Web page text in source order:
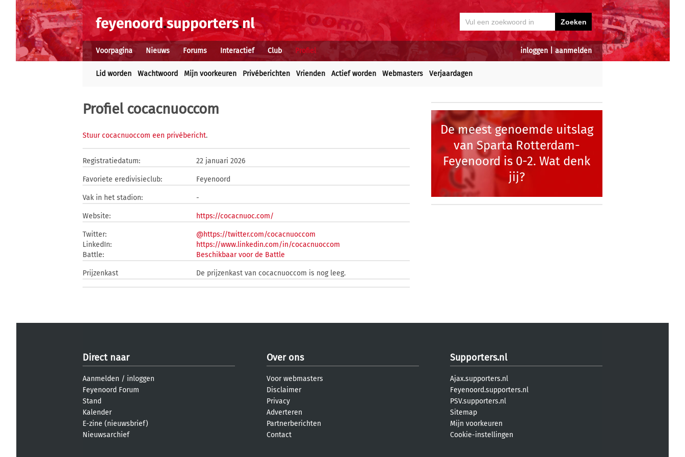
inloggen aanmelden
Voorpagina Nieuws Forums Interactief Club Profiel
Lid worden Wachtwoord Mijn voorkeuren Privéberichten Vrienden Actief worden Webmasters Verjaardagen
Profiel cocacnuoccom
Stuur cocacnuoccom een privébericht.
Registratiedatum: 22 januari 2026
Favoriete eredivisieclub: Feyenoord
Vak in het stadion: -
Website: https://cocacnuoc.com/
Twitter:
@https://twitter.com/cocacnuoccom
LinkedIn:
https://www.linkedin.com/in/cocacnuoccom
Battle:
Beschikbaar voor de Battle
Prijzenkast De prijzenkast van cocacnuoccom is nog leeg.
De meest genoemde uitslag
van Sparta Rotterdam-
Feyenoord is 0-2. Wat denk
jij?
Direct naar
Aanmelden / inloggen
Feyenoord Forum
Stand
Kalender
E-zine (nieuwsbrief)
Nieuwsarchief
Over ons
Voor webmasters
Disclaimer
Privacy
Adverteren
Partnerberichten
Contact
Supporters.nl
Ajax.supporters.nl
Feyenoord.supporters.nl
PSV.supporters.nl
Sitemap
Mijn voorkeuren
Cookie-instellingen